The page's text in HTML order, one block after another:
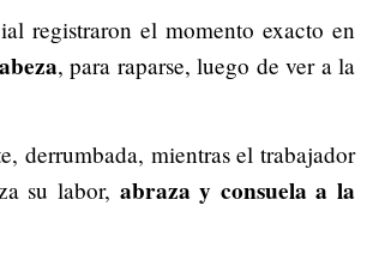
registraron el momento exacto en
, para raparse, luego de ver a la
derrumbada, mientras el trabajador
su labor, abraza y consuela a la